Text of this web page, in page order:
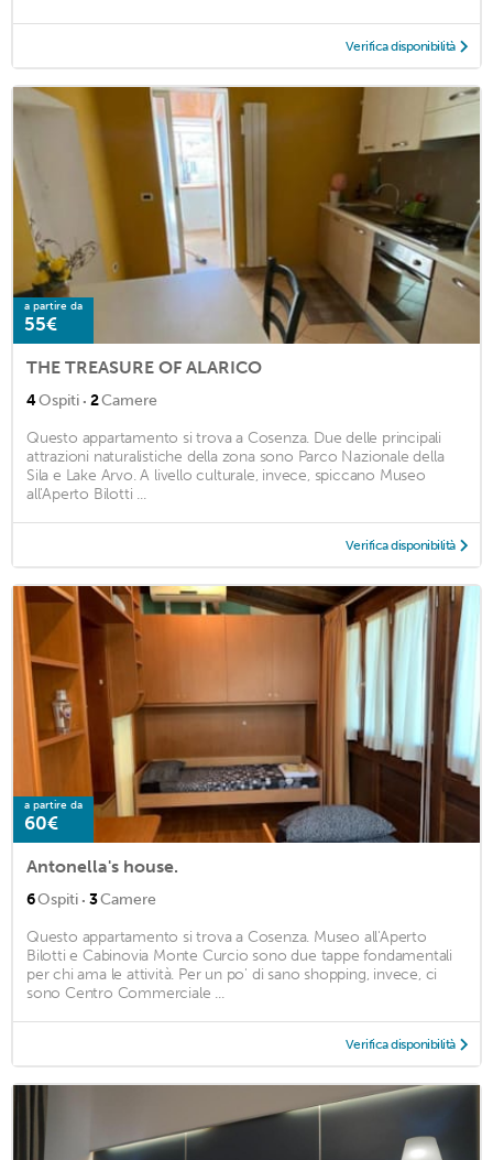
Verifica disponibilità
a partire da
55€
THE TREASURE OF ALARICO
4Ospiti · 2Camere
Questo appartamento si trova a Cosenza. Due delle principali
attrazioni naturalistiche della zona sono Parco Nazionale della
Sila e Lake Arvo. A livello culturale, invece, spiccano Museo
all'Aperto Bilotti ...
Verifica disponibilità
a partire da
60€
Antonella's house.
6Ospiti · 3Camere
Questo appartamento si trova a Cosenza. Museo all'Aperto
Bilotti e Cabinovia Monte Curcio sono due tappe fondamentali
per chi ama le attività. Per un po' di sano shopping, invece, ci
sono Centro Commerciale ...
Verifica disponibilità